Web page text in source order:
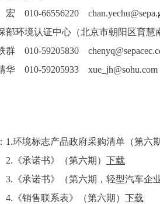
66556220
境认证中心（北京市朝阳区育慧南
59205830
59205933 xue_jh@sohu.com
境标志产品政府采购清单（第六期
书》（第六期） 下载
书》（第六期，轻型汽车企业
联系表》（第六期） 下载